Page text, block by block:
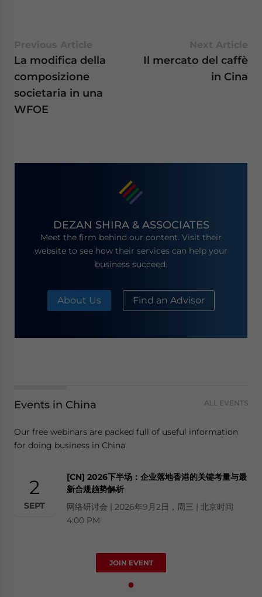
La modifica della
composizione
societaria in una
WFOE
Il mercato del caffè
in Cina
DEZAN SHIRA & ASSOCIATES
Meet the firm behind our content. Visit their
website to see how their services can help your
business succeed.
About Us Find an Advisor
Events in China ALL EVENTS
Our free webinars are packed full of useful information
for doing business in China.
2
SEPT
[CN] 2026下半场：企业落地香港的关键考量与最
新合规趋势解析
网络研讨会 | 2026年9月2日，周三 | 北京时间
4:00 PM
JOIN EVENT